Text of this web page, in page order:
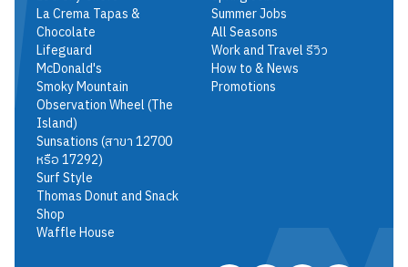
La Crema Tapas &
Chocolate
Lifeguard
McDonald's
Smoky Mountain
Observation Wheel (The
Island)
Sunsations (สาขา 12700
หรือ 17292)
Surf Style
Thomas Donut and Snack
Shop
Waffle House
Summer Jobs
All Seasons
Work and Travel รีวิว
How to & News
Promotions